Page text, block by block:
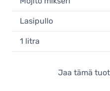
Lasipullo
1 litra
Jaa tämä